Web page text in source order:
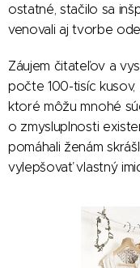
ostatné, stačilo sa
venovali aj tvorbe
Záujem čitateľov a
počte 100-tisíc
ktoré môžu mnohé
o zmysluplnosti
pomáhali ženám
vylepšovať vlastný